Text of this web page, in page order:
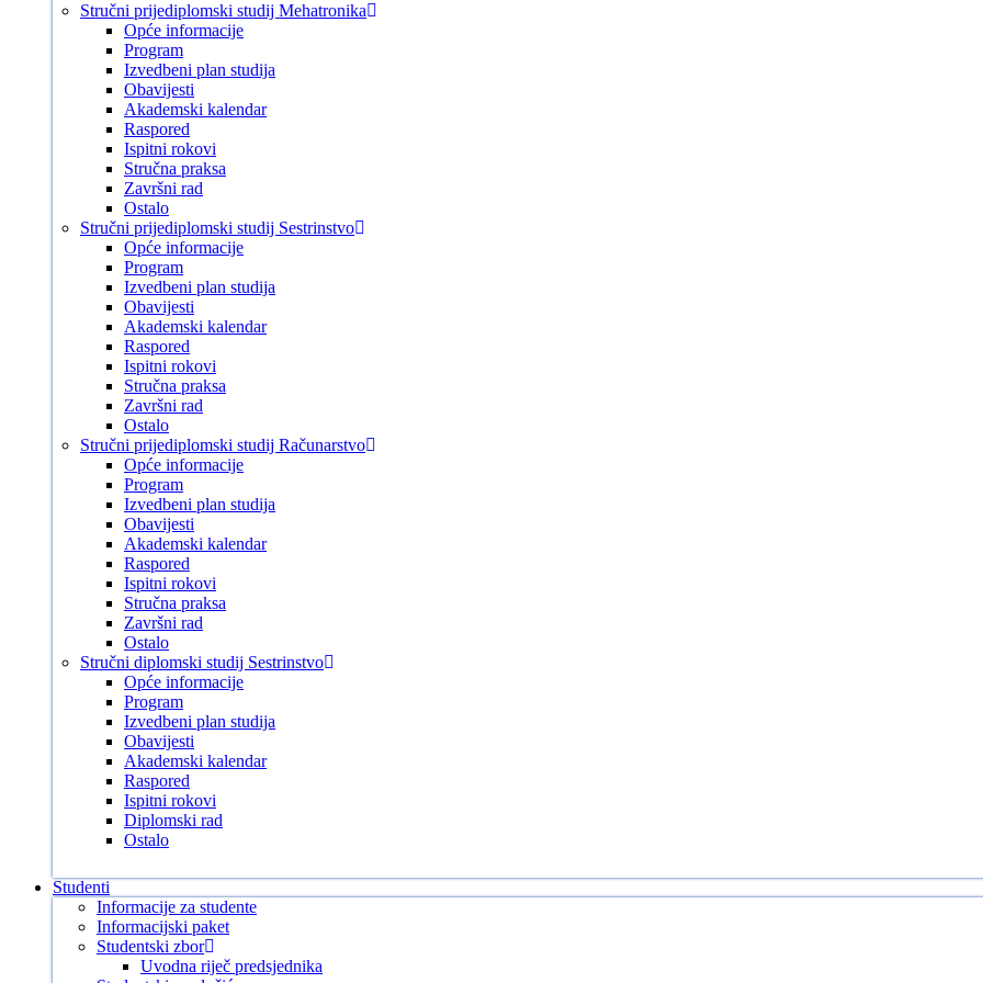
Stručni prijediplomski studij Mehatronika
Opće informacije
Program
Izvedbeni plan studija
Obavijesti
Akademski kalendar
Raspored
Ispitni rokovi
Stručna praksa
Završni rad
Ostalo
Stručni prijediplomski studij Sestrinstvo
Opće informacije
Program
Izvedbeni plan studija
Obavijesti
Akademski kalendar
Raspored
Ispitni rokovi
Stručna praksa
Završni rad
Ostalo
Stručni prijediplomski studij Računarstvo
Opće informacije
Program
Izvedbeni plan studija
Obavijesti
Akademski kalendar
Raspored
Ispitni rokovi
Stručna praksa
Završni rad
Ostalo
Stručni diplomski studij Sestrinstvo
Opće informacije
Program
Izvedbeni plan studija
Obavijesti
Akademski kalendar
Raspored
Ispitni rokovi
Diplomski rad
Ostalo
Studenti
Informacije za studente
Informacijski paket
Studentski zbor
Uvodna riječ predsjednika